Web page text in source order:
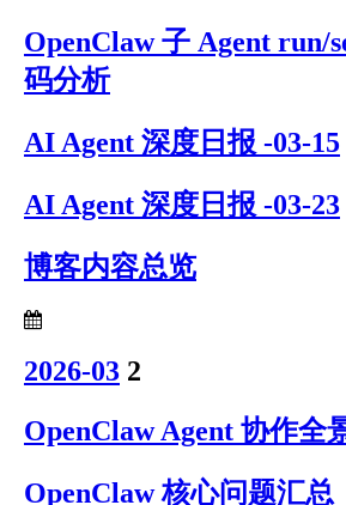
OpenClaw 子 Agent run/
码分析
AI Agent 深度日报 -03-15
AI Agent 深度日报 -03-23
博客内容总览
2026-03 2
OpenClaw Agent 协作全
OpenClaw 核心问题汇总